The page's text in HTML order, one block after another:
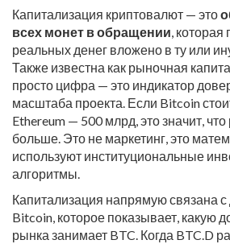
Капитализация криптовалют — это
всех монет в обращении, которая
реальных денег вложено в ту или
Также известна как рыночная
просто цифра — это индикатор
масштаба проекта. Если Bitcoin
Ethereum — 500 млрд, это значит,
больше. Это не маркетинг, это
используют институциональные
алгоритмы.
Капитализация напрямую связана с
Bitcoin, которое показывает, какую
рынка занимает BTC. Когда BTC.D